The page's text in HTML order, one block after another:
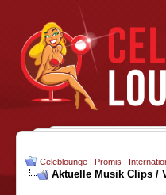
Celeblounge | Promis |
Aktuelle Musik Clips /